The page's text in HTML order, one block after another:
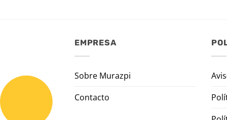
EMPRESA
Sobre Murazpi
Contacto